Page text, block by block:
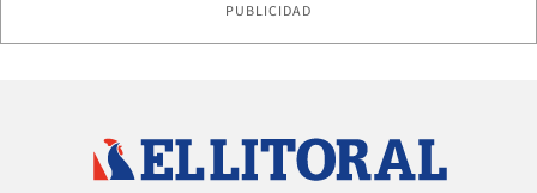
PUBLICIDAD